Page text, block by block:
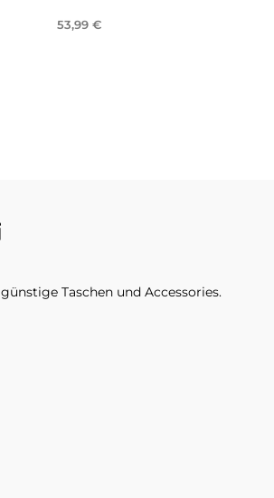
53,99 €
Taschen und Accessories.